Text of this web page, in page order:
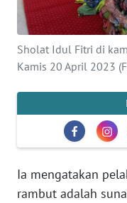
Sholat Idul Fitri di
Kamis 20 April 2023
Ia mengatakan
rambut adalah
KAMI
INFO
IKLAN
KAMI
PEDOMAN
SIBER